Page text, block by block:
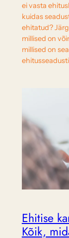
ei vasta
kuidas
ehitatud?
millised on
millised on
Ehitise
Kõik,